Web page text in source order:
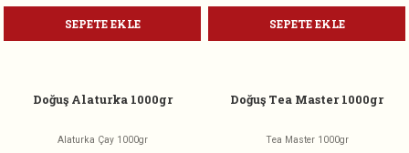
SEPETE EKLE SEPETE EKLE
Doğuş Alaturka 1000gr
Alaturka Çay 1000gr
Doğuş Tea Master 1000gr
Tea Master 1000gr